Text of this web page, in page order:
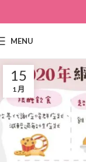
MENU
15
1 月